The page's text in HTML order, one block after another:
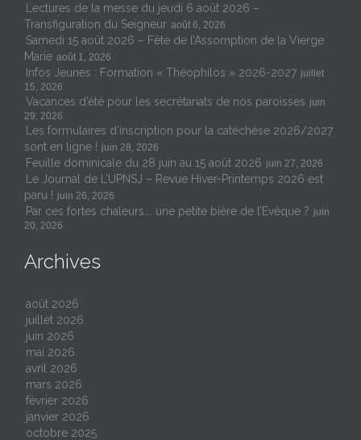
Lectures de la messe du jeudi 6 août 2026 –
Transfiguration du Seigneur août 6, 2026
Samedi 15 août 2026 – Fête de l’Assomption de la Vierge
Marie août 1, 2026
Infos Jeunes : Formation « Théophilos » 2026-2027 juillet
15, 2026
Vacances d’été pour les secrétariats de nos paroisses juin
29, 2026
Les formulaires d’inscription pour la catéchèse 2026/2027
sont en ligne ! juin 28, 2026
Feuille dominicale du 28 juin au 15 août 2026 juin 27, 2026
Le Journal de L’UPNSJ – Revue Hiver-Printemps 2026 est
paru ! juin 26, 2026
Par ces fortes chaleurs…. une petite bière de l’Evêque ? juin
20, 2026
Archives
août 2026
juillet 2026
juin 2026
mai 2026
avril 2026
mars 2026
février 2026
janvier 2026
octobre 2025